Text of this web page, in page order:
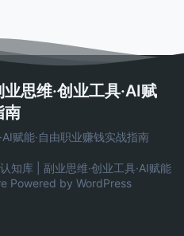
思维·创业工具·AI赋
南
赋能·自由职业赚钱实战指南
库 | 副业思维·创业工具·AI赋能
Powered by WordPress